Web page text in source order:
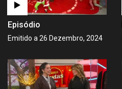
Episódio
Emitido a 26 Dezembro, 2024